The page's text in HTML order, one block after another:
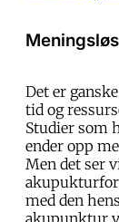
Det er
tid og
Studier som
ender opp
Men det ser
med den